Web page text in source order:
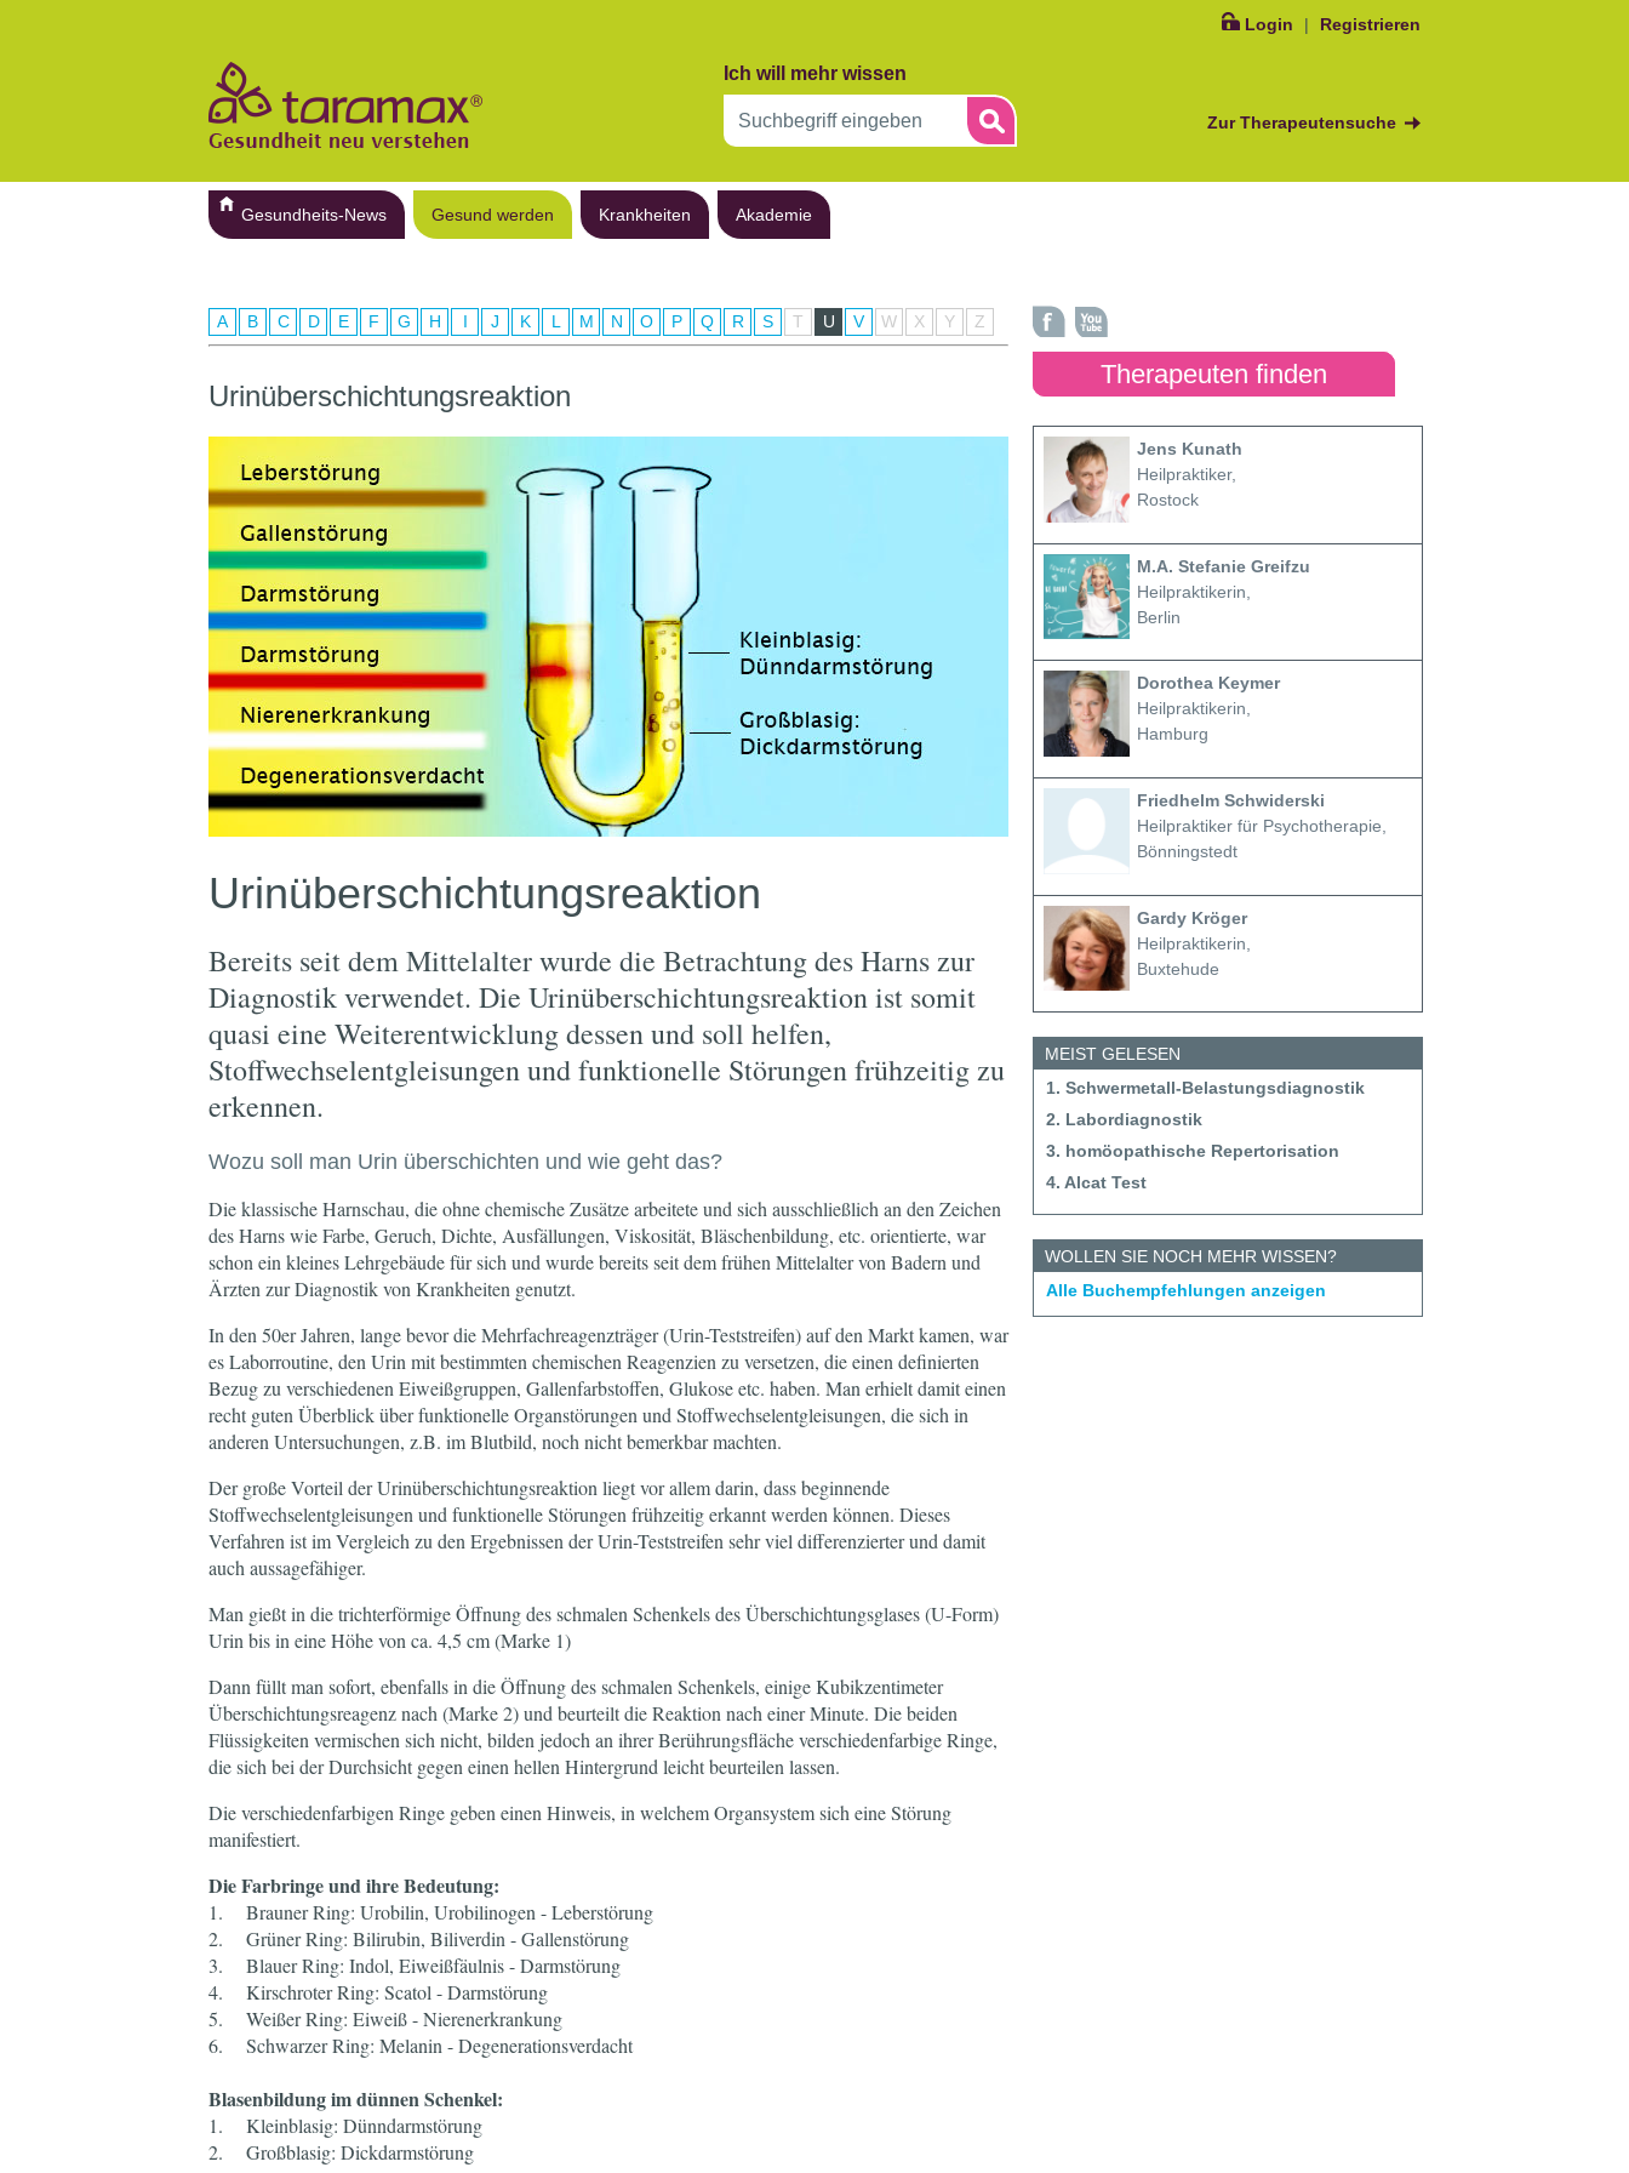
Login | Registrieren
Ich will mehr wissen
Zur Therapeutensuche
Gesundheits-News Gesund werden Krankheiten Akademie
A B C D E F G H I J K L M N O P Q R S T U V W X Y Z
Urinüberschichtungsreaktion
Urinüberschichtungsreaktion
Bereits seit dem Mittelalter wurde die Betrachtung des Harns zur
Diagnostik verwendet. Die Urinüberschichtungsreaktion ist somit
quasi eine Weiterentwicklung dessen und soll helfen,
Stoffwechselentgleisungen und funktionelle Störungen frühzeitig zu
erkennen.
Wozu soll man Urin überschichten und wie geht das?
Die klassische Harnschau, die ohne chemische Zusätze arbeitete und sich ausschließlich an den Zeichen
des Harns wie Farbe, Geruch, Dichte, Ausfällungen, Viskosität, Bläschenbildung, etc. orientierte, war
schon ein kleines Lehrgebäude für sich und wurde bereits seit dem frühen Mittelalter von Badern und
Ärzten zur Diagnostik von Krankheiten genutzt.
In den 50er Jahren, lange bevor die Mehrfachreagenzträger (Urin-Teststreifen) auf den Markt kamen, war
es Laborroutine, den Urin mit bestimmten chemischen Reagenzien zu versetzen, die einen definierten
Bezug zu verschiedenen Eiweißgruppen, Gallenfarbstoffen, Glukose etc. haben. Man erhielt damit einen
recht guten Überblick über funktionelle Organstörungen und Stoffwechselentgleisungen, die sich in
anderen Untersuchungen, z.B. im Blutbild, noch nicht bemerkbar machten.
Der große Vorteil der Urinüberschichtungsreaktion liegt vor allem darin, dass beginnende
Stoffwechselentgleisungen und funktionelle Störungen frühzeitig erkannt werden können. Dieses
Verfahren ist im Vergleich zu den Ergebnissen der Urin-Teststreifen sehr viel differenzierter und damit
auch aussagefähiger.
Man gießt in die trichterförmige Öffnung des schmalen Schenkels des Überschichtungsglases (U-Form)
Urin bis in eine Höhe von ca. 4,5 cm (Marke 1)
Dann füllt man sofort, ebenfalls in die Öffnung des schmalen Schenkels, einige Kubikzentimeter
Überschichtungsreagenz nach (Marke 2) und beurteilt die Reaktion nach einer Minute. Die beiden
Flüssigkeiten vermischen sich nicht, bilden jedoch an ihrer Berührungsfläche verschiedenfarbige Ringe,
die sich bei der Durchsicht gegen einen hellen Hintergrund leicht beurteilen lassen.
Die verschiedenfarbigen Ringe geben einen Hinweis, in welchem Organsystem sich eine Störung
manifestiert.
Die Farbringe und ihre Bedeutung:
1. Brauner Ring: Urobilin, Urobilinogen - Leberstörung
2. Grüner Ring: Bilirubin, Biliverdin - Gallenstörung
3. Blauer Ring: Indol, Eiweißfäulnis - Darmstörung
4. Kirschroter Ring: Scatol - Darmstörung
5. Weißer Ring: Eiweiß - Nierenerkrankung
6. Schwarzer Ring: Melanin - Degenerationsverdacht
Blasenbildung im dünnen Schenkel:
1. Kleinblasig: Dünndarmstörung
2. Großblasig: Dickdarmstörung
Therapeuten finden
Jens Kunath
Heilpraktiker,
Rostock
M.A. Stefanie Greifzu
Heilpraktikerin,
Berlin
Dorothea Keymer
Heilpraktikerin,
Hamburg
Friedhelm Schwiderski
Heilpraktiker für Psychotherapie,
Bönningstedt
Gardy Kröger
Heilpraktikerin,
Buxtehude
MEIST GELESEN
1. Schwermetall-Belastungsdiagnostik
2. Labordiagnostik
3. homöopathische Repertorisation
4. Alcat Test
WOLLEN SIE NOCH MEHR WISSEN?
Alle Buchempfehlungen anzeigen